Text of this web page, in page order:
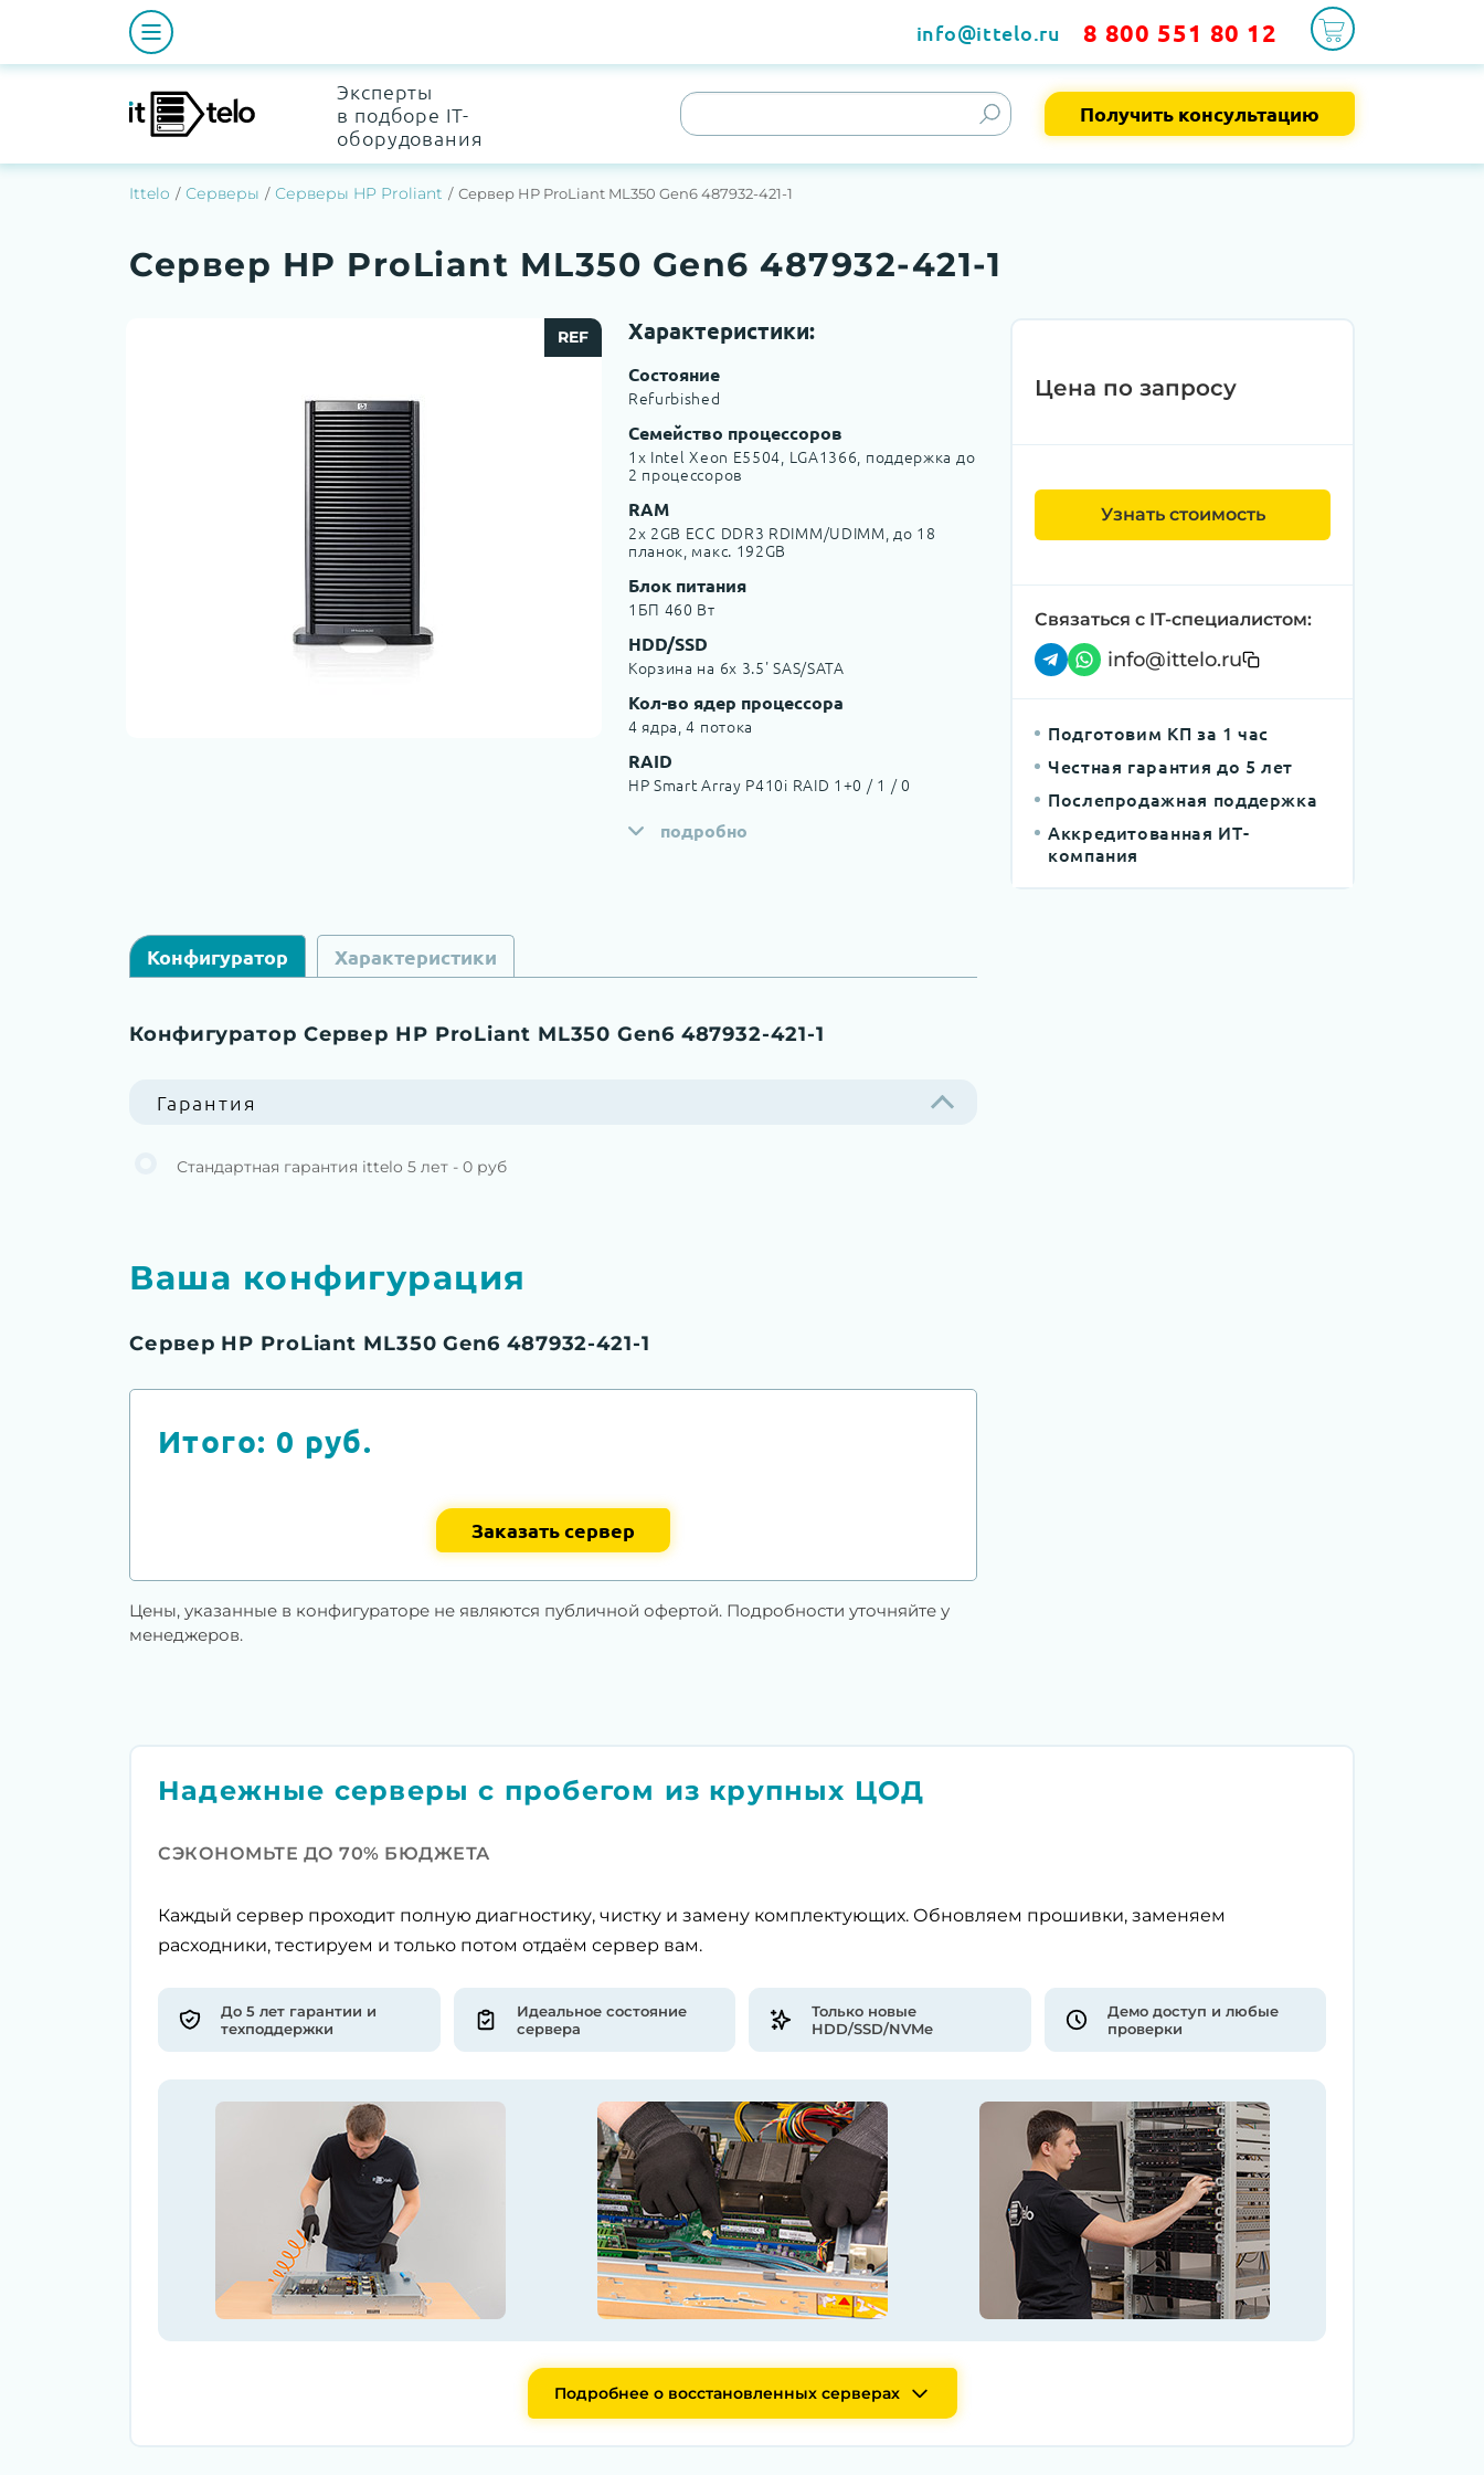
info@ittelo.ru 8 800 551 80 12
Эксперты
в подборе IT-
оборудования
Получить консультацию
Ittelo Серверы Серверы HP Proliant Сервер HP ProLiant ML350 Gen6 487932-421-1
Сервер HP ProLiant ML350 Gen6 487932-421-1
REF Характеристики:
Состояние
Refurbished
Семейство процессоров
1x Intel Xeon E5504, LGA1366, поддержка до
2 процессоров
RAM
2x 2GB ECC DDR3 RDIMM/UDIMM, до 18
планок, макс. 192GB
Блок питания
1БП 460 Вт
HDD/SSD
Корзина на 6х 3.5' SAS/SATA
Кол-во ядер процессора
4 ядра, 4 потока
RAID
HP Smart Array P410i RAID 1+0 / 1 / 0
подробно
Конфигуратор Характеристики
Конфигуратор Сервер HP ProLiant ML350 Gen6 487932-421-1
Гарантия
Стандартная гарантия ittelo 5 лет - 0 руб
Ваша конфигурация
Сервер HP ProLiant ML350 Gen6 487932-421-1
Итого: 0 руб.
Заказать сервер
Цены, указанные в конфигураторе не являются публичной офертой. Подробности уточняйте у
менеджеров.
Цена по запросу
Узнать стоимость
Связаться с IT-специалистом:
info@ittelo.ru
Подготовим КП за 1 час
Честная гарантия до 5 лет
Послепродажная поддержка
Аккредитованная ИТ-
компания
Надежные серверы с пробегом из крупных ЦОД
СЭКОНОМЬТЕ ДО 70% БЮДЖЕТА
Каждый сервер проходит полную диагностику, чистку и замену комплектующих. Обновляем прошивки, заменяем
расходники, тестируем и только потом отдаём сервер вам.
До 5 лет гарантии и
техподдержки
Идеальное состояние
сервера
Только новые
HDD/SSD/NVMe
Демо доступ и любые
проверки
Подробнее о восстановленных серверах